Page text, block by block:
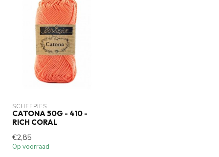
SCHEEPJES
CATONA 50G - 410 -
RICH CORAL
€2,85
Op voorraad